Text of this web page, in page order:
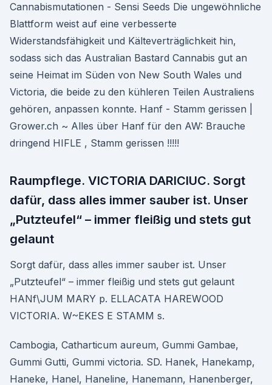
Cannabismutationen - Sensi Seeds Die ungewöhnliche
Blattform weist auf eine verbesserte
Widerstandsfähigkeit und Kälteverträglichkeit hin,
sodass sich das Australian Bastard Cannabis gut an
seine Heimat im Süden von New South Wales und
Victoria, die beide zu den kühleren Teilen Australiens
gehören, anpassen konnte. Hanf - Stamm gerissen |
Grower.ch ~ Alles über Hanf für den AW: Brauche
dringend HIFLE , Stamm gerissen !!!!!
Raumpflege. VICTORIA DARICIUC. Sorgt
dafür, dass alles immer sauber ist. Unser
„Putzteufel“ – immer fleißig und stets gut
gelaunt
Sorgt dafür, dass alles immer sauber ist. Unser
„Putzteufel“ – immer fleißig und stets gut gelaunt
HANf\JUM MARY p. ELLACATA HAREWOOD
VICTORIA. W~EKES E STAMM s.
Cambogia, Catharticum aureum, Gummi Gambae,
Gummi Gutti, Gummi victoria. SD. Hanek, Hanekamp,
Haneke, Hanel, Haneline, Hanemann, Hanenberger,